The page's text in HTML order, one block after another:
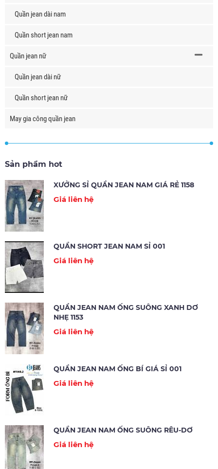
Quần jean dài nam
Quần short jean nam
Quần jean nữ
Quần jean dài nữ
Quần short jean nữ
May gia công quần jean
Sản phẩm hot
XƯỞNG SỈ QUẦN JEAN NAM GIÁ RẺ 1158
Giá liên hệ
QUẦN SHORT JEAN NAM SỈ 001
Giá liên hệ
QUẦN JEAN NAM ỐNG SUÔNG XANH DƠ
NHẸ 1153
Giá liên hệ
QUẦN JEAN NAM ỐNG BÍ GIÁ SỈ 001
Giá liên hệ
QUẦN JEAN NAM ỐNG SUÔNG RÊU-DƠ
Giá liên hệ